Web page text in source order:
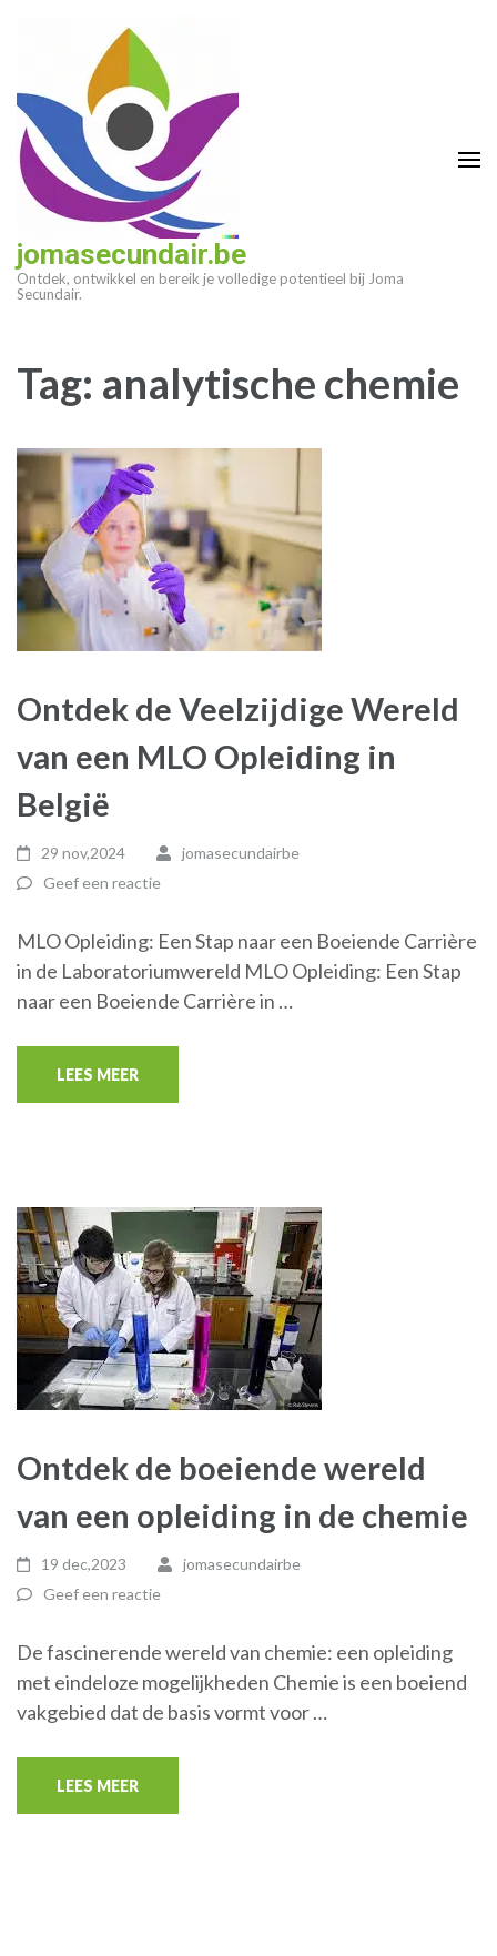
(druk
enter)
jomasecundair.be
Ontdek, ontwikkel en bereik je volledige potentieel bij Joma
Secundair.
Tag: analytische chemie
Ontdek de Veelzijdige Wereld
van een MLO Opleiding in
België
29 nov,2024
jomasecundairbe
Geef een reactie
MLO Opleiding: Een Stap naar een Boeiende Carrière
in de Laboratoriumwereld MLO Opleiding: Een Stap
naar een Boeiende Carrière in …
LEES MEER
Ontdek de boeiende wereld
van een opleiding in de chemie
19 dec,2023
jomasecundairbe
Geef een reactie
De fascinerende wereld van chemie: een opleiding
met eindeloze mogelijkheden Chemie is een boeiend
vakgebied dat de basis vormt voor …
LEES MEER